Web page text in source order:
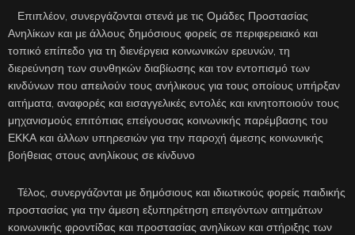
Επιπλέον, συνεργάζονται στενά με τις Ομάδες Προστασίας
Ανηλίκων και με άλλους δημόσιους φορείς σε περιφερειακό και
τοπικό επίπεδο για τη διενέργεια κοινωνικών ερευνών, τη
διερεύνηση των συνθηκών διαβίωσης και τον εντοπισμό των
κινδύνων που απειλούν τους ανήλικους για τους οποίους υπήρξαν
αιτήματα, αναφορές και εισαγγελικές εντολές και κινητοποιούν τους
μηχανισμούς επιτόπιας επείγουσας κοινωνικής παρέμβασης του
ΕΚΚΑ και άλλων υπηρεσιών για την παροχή άμεσης κοινωνικής
βοήθειας στους ανηλίκους σε κίνδυνο
Τέλος, συνεργάζονται με δημόσιους και ιδιωτικούς φορείς παιδικής
προστασίας για την άμεση εξυπηρέτηση επειγόντων αιτημάτων
κοινωνικής φροντίδας και προστασίας ανηλίκων και στήριξης των